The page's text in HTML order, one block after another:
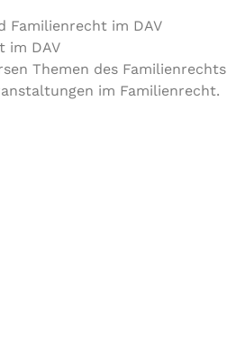
Familienrecht im DAV
im DAV
Themen des Familienrechts
im Familienrecht.